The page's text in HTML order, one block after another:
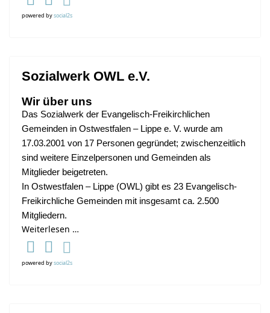
powered bysocial2s
Sozialwerk OWL e.V.
Wir über uns
Das Sozialwerk der Evangelisch-Freikirchlichen
Gemeinden in Ostwestfalen – Lippe e. V. wurde am
17.03.2001 von 17 Personen gegründet; zwischenzeitlich
sind weitere Einzelpersonen und Gemeinden als
Mitglieder beigetreten.
In Ostwestfalen – Lippe (OWL) gibt es 23 Evangelisch-
Freikirchliche Gemeinden mit insgesamt ca. 2.500
Mitgliedern.
Weiterlesen …
powered bysocial2s